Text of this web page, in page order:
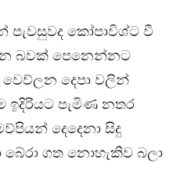
පැවසුවද කෝපාවිශ්ට වී
බවක් පෙනෙන්නට
දෙපා වලින්
පැමිණ නතර
දෙදෙනා සිදු
ගත නොහැකිව බලා